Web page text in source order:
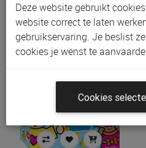
Deze website gebruikt
website correct te laten
gebruikservaring. Je beslist
cookies je wenst te
Cookies